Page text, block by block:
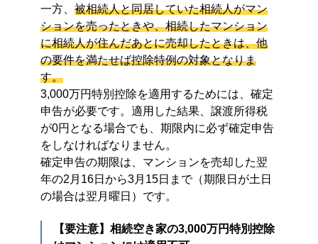
一方、 被相続人と同居していた相続人がマン
ションを売ったときや、相続したマンション
に相続人が住んだあとに売却したときは、他
の要件を満たせば控除特例の対象となりま
す。
3,000万円特別控除を適用するためには、確定
申告が必要です。適用した結果、譲渡所得税
が0円となる場合でも、期限内に必ず確定申告
をしなければなりません。
確定申告の期限は、マンションを売却した翌
年の2月16日から3月15日まで（期限日が土日
の場合は翌月曜日）です。
【要注意】相続空き家の3,000万円特別控除